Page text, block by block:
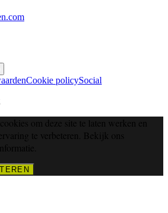
Cookie policySocial
om deze site te laten werken en
te verbeteren. Bekijk ons